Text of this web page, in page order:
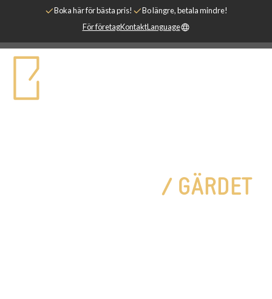
Boka här för bästa pris!
Bo längre, betala mindre!
För företagKontaktLanguage
/ GÄRDET